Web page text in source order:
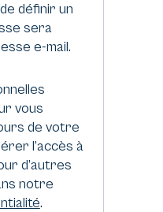
définir un
sera
e-mail.
vous
de votre
l’accès à
d’autres
notre
.